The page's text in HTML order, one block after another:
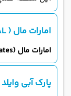
امارات مال ( EMIRATES MAL)
امارات مال (Mall of the Emirates)
پارک آبی